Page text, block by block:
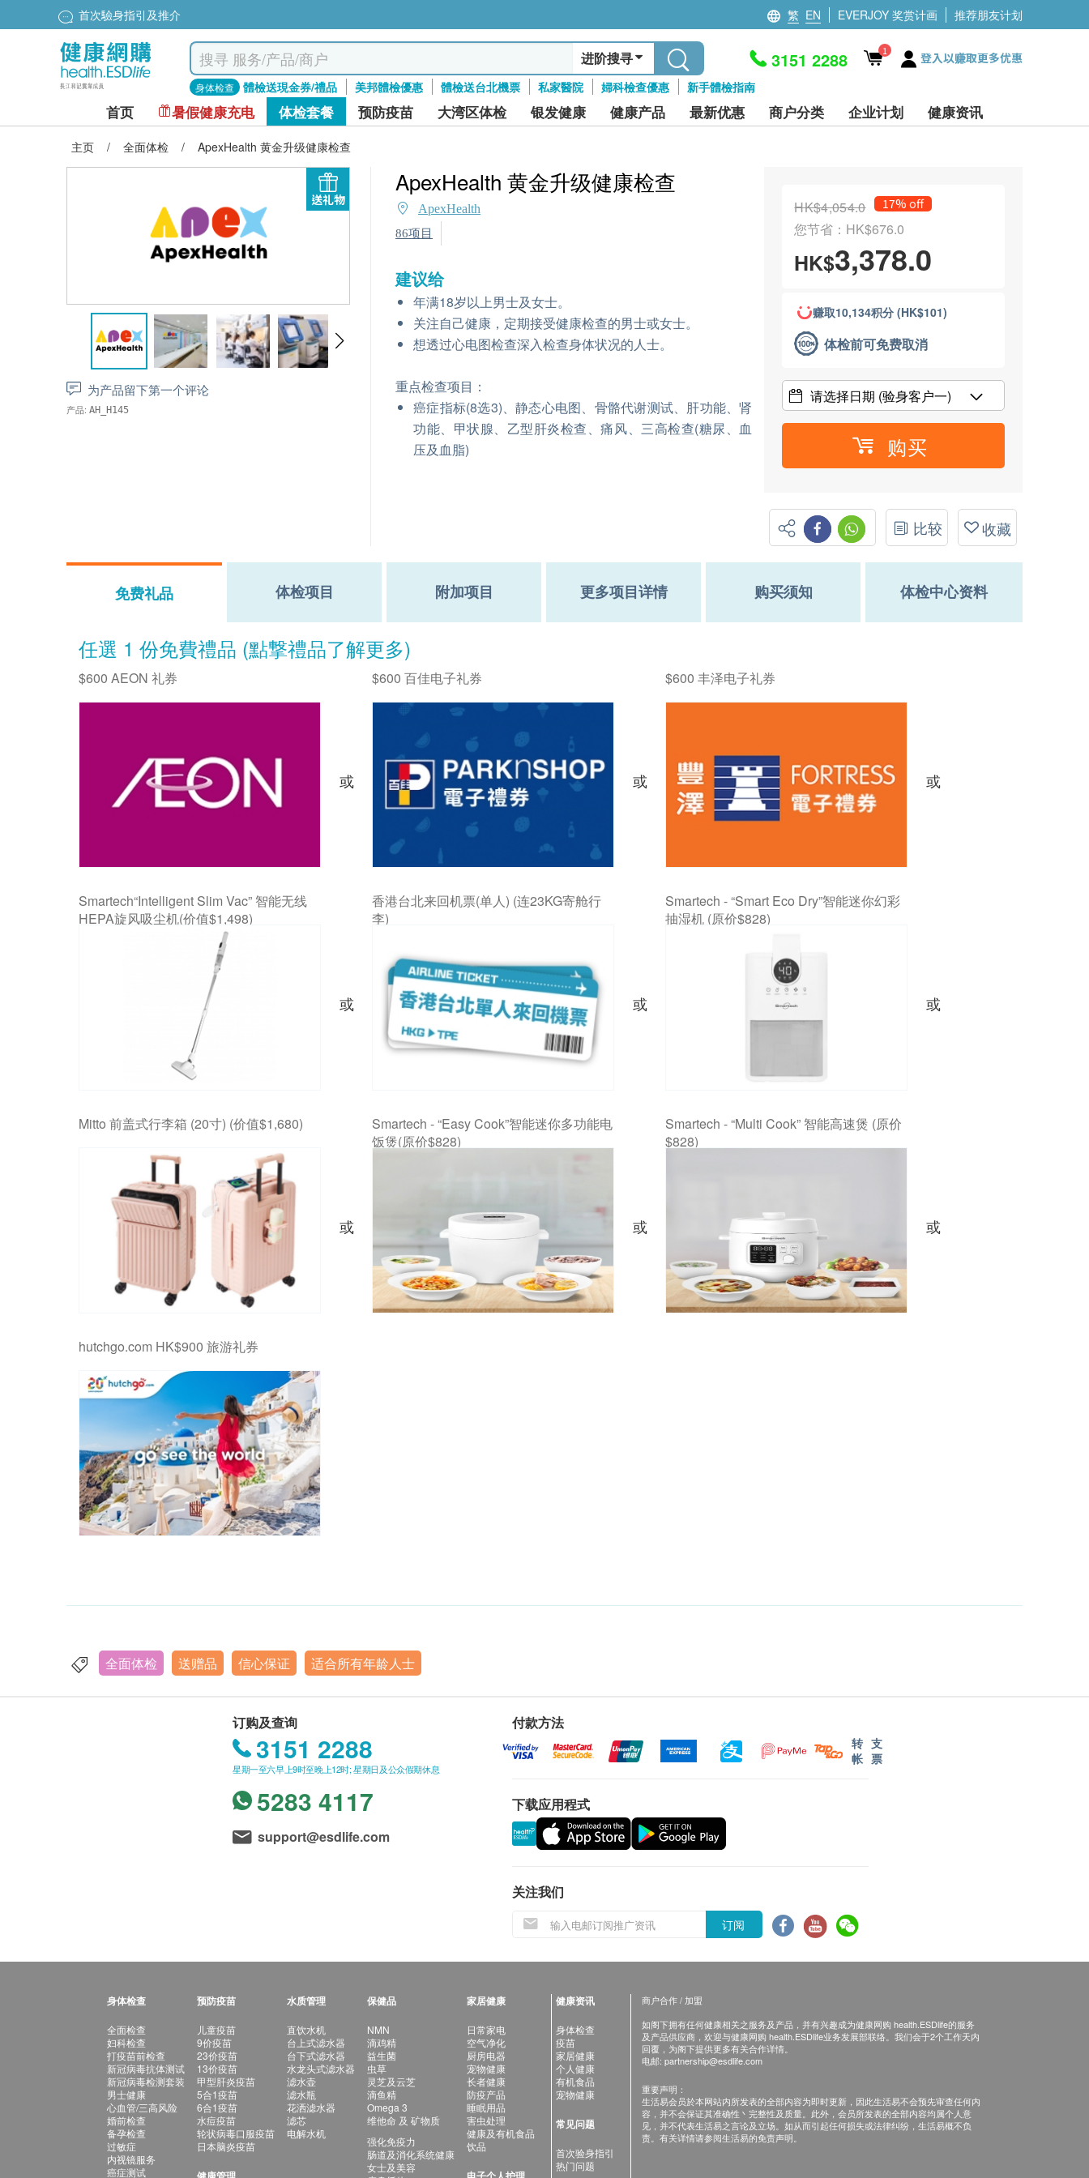
首次驗身指引及推介 繁 EN EVERJOY 奖赏计画 推荐朋友计划
进阶搜寻
身体检查 體檢送現金券/禮品 美邦體檢優惠 體檢送台北機票 私家醫院 婦科檢查優惠 新手體檢指南
3151 2288 1 登入以赚取更多优惠
首页 暑假健康充电 体检套餐 预防疫苗 大湾区体检 银发健康 健康产品 最新优惠 商户分类 企业计划 健康资讯
主页 / 全面体检 / ApexHealth 黄金升级健康检查
送礼物
为产品留下第一个评论
产品: AH_H145
ApexHealth 黄金升级健康检查
ApexHealth
86项目
建议给
年满18岁以上男士及女士。
关注自己健康，定期接受健康检查的男士或女士。
想透过心电图检查深入检查身体状况的人士。
重点检查项目：
癌症指标(8选3)、静态心电图、骨骼代谢测试、肝功能、肾
功能、甲状腺、乙型肝炎检查、痛风、三高检查(糖尿、血
压及血脂)
HK$4,054.0 17% off
您节省：HK$676.0
HK$3,378.0
赚取10,134积分 (HK$101)
体检前可免费取消
请选择日期 (验身客户一)
购买
比较 收藏
免费礼品 体检项目 附加项目 更多项目详情 购买须知 体检中心资料
任選 1 份免費禮品 (點撃禮品了解更多)
$600 AEON 礼券
或
$600 百佳电子礼券
或
$600 丰泽电子礼券
或
Smartech“Intelligent Slim Vac” 智能无线
HEPA旋风吸尘机(价值$1,498)
或
香港台北来回机票(单人) (连23KG寄舱行
李)
或
Smartech - “Smart Eco Dry”智能迷你幻彩
抽湿机 (原价$828)
或
Mitto 前盖式行李箱 (20寸) (价值$1,680)
或
Smartech - “Easy Cook”智能迷你多功能电
饭煲(原价$828)
或
Smartech - “Multi Cook” 智能高速煲 (原价
$828)
或
hutchgo.com HK$900 旅游礼券
全面体检 送赠品 信心保证 适合所有年龄人士
订购及查询
3151 2288
星期一至六早上9时至晚上12时; 星期日及公众假期休息
5283 4117
support@esdlife.com
付款方法
转
帐
支
票
下载应用程式
关注我们
订阅
身体检查
全面检查
妇科检查
打疫苗前检查
新冠病毒抗体测试
新冠病毒检测套装
男士健康
心血管/三高风险
婚前检查
备孕检查
过敏症
内视镜服务
癌症测试
预防疫苗
儿童疫苗
9价疫苗
23价疫苗
13价疫苗
甲型肝炎疫苗
5合1疫苗
6合1疫苗
水痘疫苗
轮状病毒口服疫苗
日本脑炎疫苗
水质管理
直饮水机
台上式滤水器
台下式滤水器
水龙头式滤水器
滤水壶
滤水瓶
花洒滤水器
滤芯
电解水机
保健品
NMN
滴鸡精
益生菌
虫草
灵芝及云芝
滴鱼精
Omega 3
维他命 及 矿物质
强化免疫力
肠道及消化系统健康
女士及美容
家居健康
日常家电
空气净化
厨房电器
宠物健康
长者健康
防疫产品
睡眠用品
害虫处理
健康及有机食品
饮品
健康资讯
身体检查
疫苗
家居健康
个人健康
有机食品
宠物健康
常见问题
首次验身指引
热门问题
商户合作 / 加盟
如阁下拥有任何健康相关之服务及产品，并有兴趣成为健康网购 health.ESDlife的服务
及产品供应商，欢迎与健康网购 health.ESDlife业务发展部联络。我们会于2个工作天内
回覆，为阁下提供更多有关合作详情。
电邮: partnership@esdlife.com
重要声明：
生活易会员於本网站内所发表的全部内容为即时更新，因此生活易不会预先审查任何内
容，并不会保证其准确性丶完整性及质量。此外，会员所发表的全部内容均属个人意
见，并不代表生活易之言论及立场。如从而引起任何损失或法律纠纷，生活易概不负
责。有关详情请参阅生活易的免责声明。